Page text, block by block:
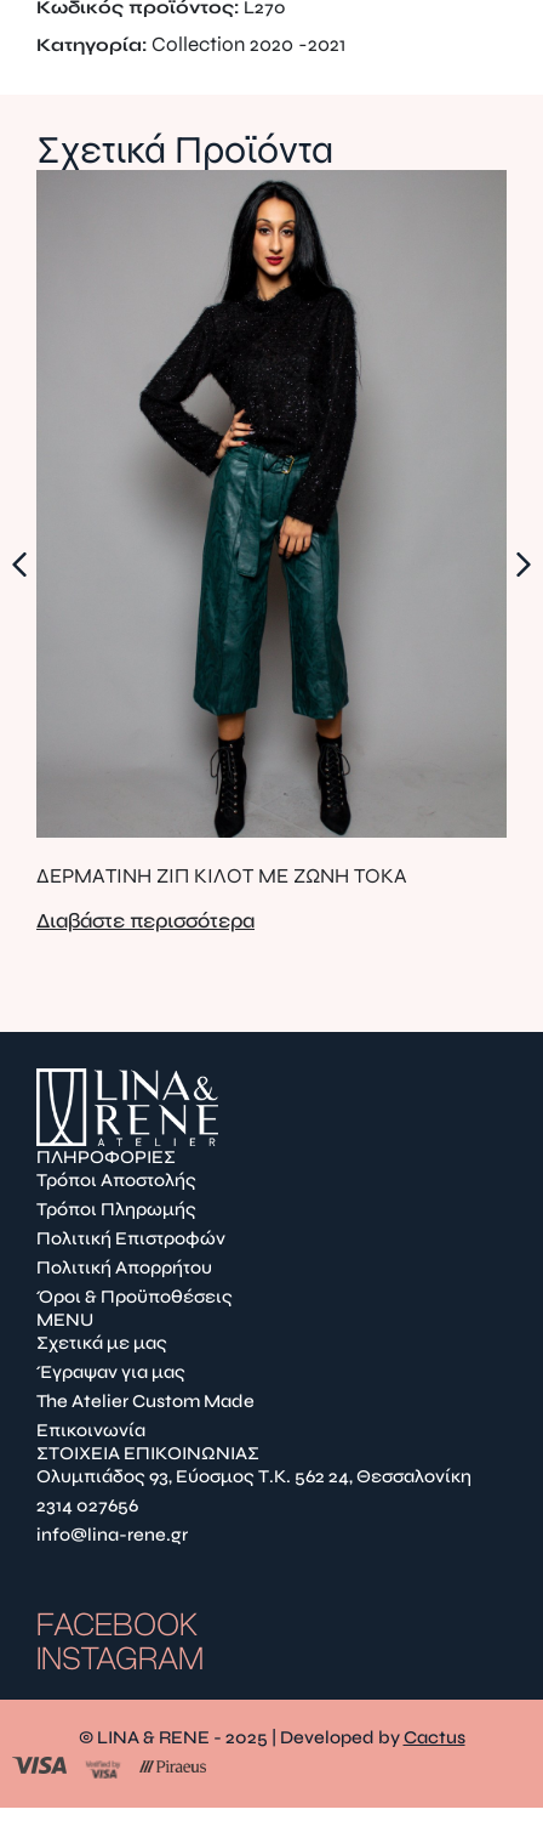
Κωδικός προϊόντος: L270
Κατηγορία: Collection 2020 -2021
Σχετικά Προϊόντα
ΔΕΡΜΑΤΙΝΗ ΖΙΠ ΚΙΛΟΤ ΜΕ ΖΩΝΗ ΤΟΚΑ
Διαβάστε περισσότερα
ΠΛΗΡΟΦΟΡΙΕΣ
Τρόποι Αποστολής
Τρόποι Πληρωμής
Πολιτική Επιστροφών
Πολιτική Απορρήτου
Όροι & Προϋποθέσεις
MENU
Σχετικά με μας
Έγραψαν για μας
The Atelier Custom Made
Επικοινωνία
ΣΤΟΙΧΕΙΑ ΕΠΙΚΟΙΝΩΝΙΑΣ
Ολυμπιάδος 93, Εύοσμος Τ.Κ. 562 24, Θεσσαλονίκη
2314 027656
info@lina-rene.gr
FACEBOOK
INSTAGRAM
© LINA & RENE - 2025 | Developed byCactus